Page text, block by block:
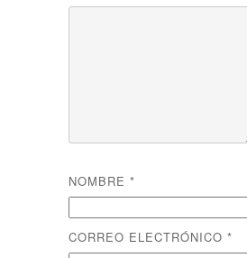
NOMBRE *
CORREO ELECTRÓNICO *